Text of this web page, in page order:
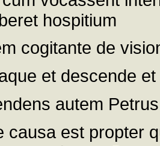
hospitium
cogitante de
et descende
autem
causa est propter